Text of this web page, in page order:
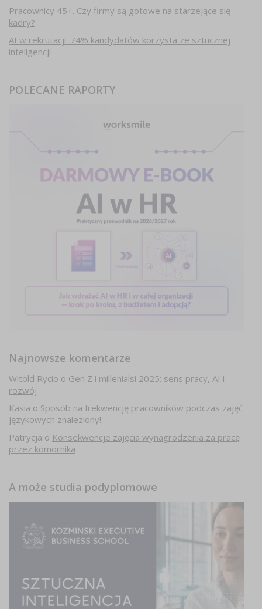
Pracownicy 45+. Czy firmy są gotowe na starzejące się
kadry?
AI w rekrutacji. 74% kandydatów korzysta ze sztucznej
inteligencji
POLECANE RAPORTY
Najnowsze komentarze
Witold Rycio o Gen Z i millenialsi 2025: sens pracy, AI i
rozwój
Kasia o Sposób na frekwencję pracowników podczas zajęć
językowych znaleziony!
Patrycja o Konsekwencje zajęcia wynagrodzenia za pracę
przez komornika
A może studia podyplomowe